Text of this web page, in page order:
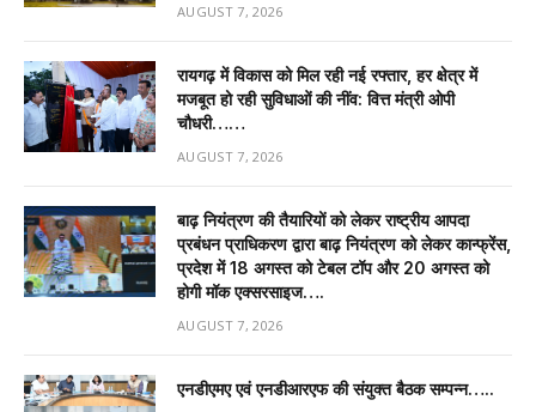
AUGUST 7, 2026
रायगढ़ में विकास को मिल रही नई रफ्तार, हर क्षेत्र में
मजबूत हो रही सुविधाओं की नींव: वित्त मंत्री ओपी
चौधरी……
AUGUST 7, 2026
बाढ़ नियंत्रण की तैयारियों को लेकर राष्ट्रीय आपदा
प्रबंधन प्राधिकरण द्वारा बाढ़ नियंत्रण को लेकर कान्फ्रेंस,
प्रदेश में 18 अगस्त को टेबल टॉप और 20 अगस्त को
होगी मॉक एक्सरसाइज….
AUGUST 7, 2026
एनडीएमए एवं एनडीआरएफ की संयुक्त बैठक सम्पन्न…..